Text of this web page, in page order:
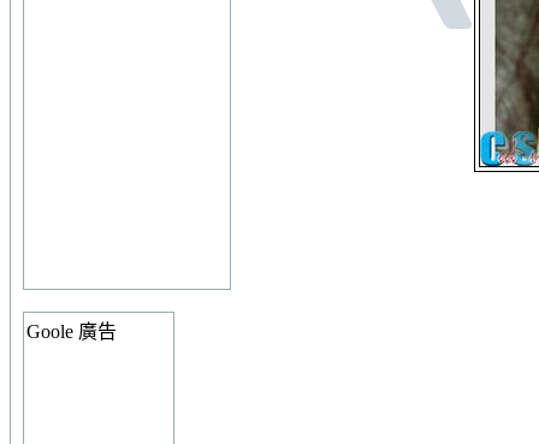
Goole 廣告